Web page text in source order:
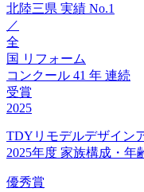
北陸三県 実績 No.1
／
全
国 リフォーム
コンクール 41 年 連続
受賞
2025
TDYリモデルデザイン
2025年度 家族構成・年
優秀賞